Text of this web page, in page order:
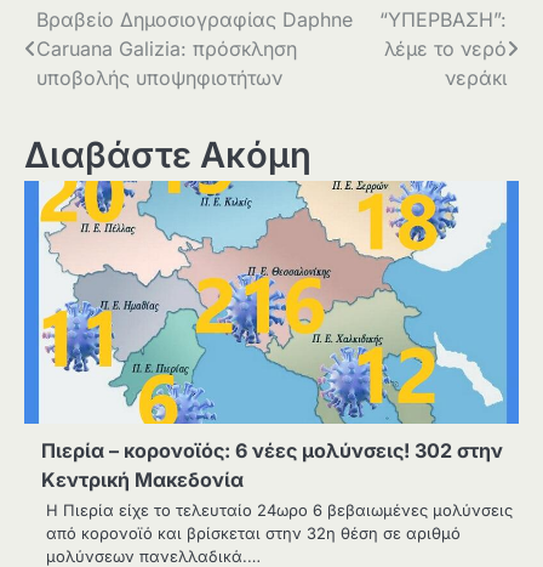
Πλοήγηση
άρθρων
Βραβείο Δημοσιογραφίας Daphne
Caruana Galizia: πρόσκληση
υποβολής υποψηφιοτήτων
“ΥΠΕΡΒΑΣΗ”:
λέμε το νερό
νεράκι
Διαβάστε Ακόμη
Πιερία – κορονοϊός: 6 νέες μολύνσεις! 302 στην
Κεντρική Μακεδονία
Η Πιερία είχε το τελευταίο 24ωρο 6 βεβαιωμένες μολύνσεις
από κορονοϊό και βρίσκεται στην 32η θέση σε αριθμό
μολύνσεων πανελλαδικά.…